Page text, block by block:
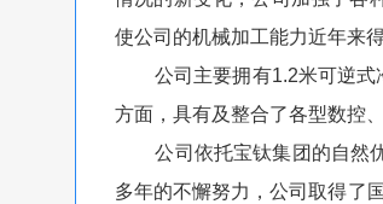
使公司的机械加工能力近年来
公司主要拥有1.2米可逆式冷
方面，具有及整合了各型数控
公司依托宝钛集团的自然优
多年的不懈努力，公司取得了